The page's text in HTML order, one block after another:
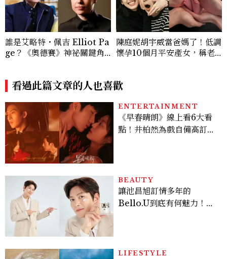
誰是艾略特・佩吉 Elliot Pa
ge？《奧德賽》神祕關鍵角
事
陳庭妮胡宇威當爸媽了！低調
懷孕10個月平安產女，稱老
看過此篇文章的人也喜歡
ENTERTAINMENT
《早春晴朗》線上看6大看
點！井柏然為戲自備高訂，
BEAUTY
讓池昌旭訂情多年的
Bello.U到底有何魅力！揭
倦感，超神！
LIFESTYLE